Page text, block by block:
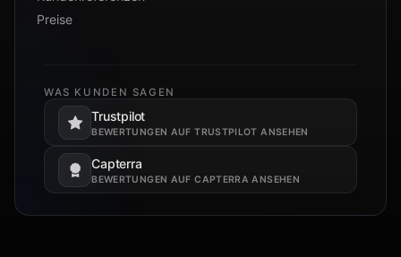
Preise
WAS KUNDEN SAGEN
Trustpilot
BEWERTUNGEN AUF TRUSTPILOT ANSEHEN
Öffnet in einem neuen Tab.
Capterra
BEWERTUNGEN AUF CAPTERRA ANSEHEN
Öffnet in einem neuen Tab.